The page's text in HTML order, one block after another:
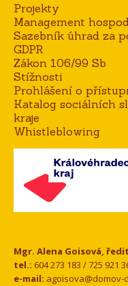
Projekty
Management
Sazebník úhrad za
GDPR
Zákon 106/99 Sb
Stížnosti
Prohlášení o
Katalog sociálních
kraje
Whistleblowing
Mgr. Alena Goisová,
tel.: 604 273 183 / 725 921
e-mail: agoisova@domov-